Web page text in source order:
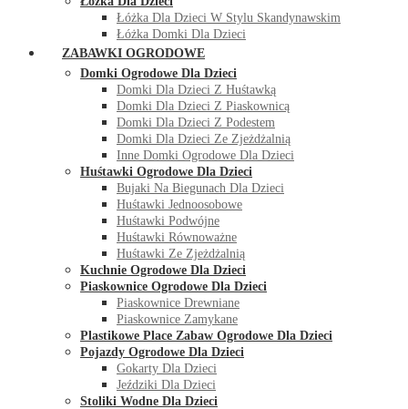
Łóżka Dla Dzieci W Stylu Skandynawskim
Łóżka Domki Dla Dzieci
ZABAWKI OGRODOWE
Domki Ogrodowe Dla Dzieci
Domki Dla Dzieci Z Huśtawką
Domki Dla Dzieci Z Piaskownicą
Domki Dla Dzieci Z Podestem
Domki Dla Dzieci Ze Zjeżdżalnią
Inne Domki Ogrodowe Dla Dzieci
Huśtawki Ogrodowe Dla Dzieci
Bujaki Na Biegunach Dla Dzieci
Huśtawki Jednoosobowe
Huśtawki Podwójne
Huśtawki Równoważne
Huśtawki Ze Zjeżdżalnią
Kuchnie Ogrodowe Dla Dzieci
Piaskownice Ogrodowe Dla Dzieci
Piaskownice Drewniane
Piaskownice Zamykane
Plastikowe Place Zabaw Ogrodowe Dla Dzieci
Pojazdy Ogrodowe Dla Dzieci
Gokarty Dla Dzieci
Jeździki Dla Dzieci
Stoliki Wodne Dla Dzieci